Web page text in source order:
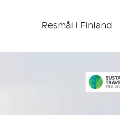
Resmål i Finland